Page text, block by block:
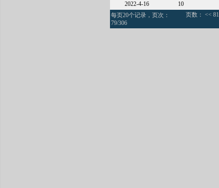
2022-4-16
10
每页20个记录，页次：
79/306
页数： << 81